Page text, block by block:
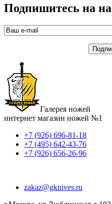
Подпишитесь на
Галерея ножей
интернет магазин ножей №1
+7 (926) 696-81-18
+7 (495) 642-43-76
+7 (926) 656-26-96
zakaz@gknives.ru